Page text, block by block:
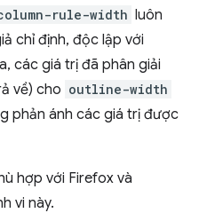
rule-width luôn
chỉ định, độc lập với
các giá trị đã phân giải
về) cho outline-width
phản ánh các giá trị được
hợp với Firefox và
vi này.